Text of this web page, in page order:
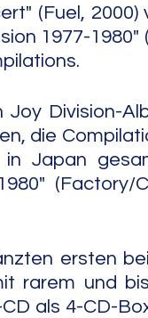
(Fuel, 2000)
1977-1980"
Division-
die
in Japan
(Factory/
ersten
rarem und
als 4-CD-